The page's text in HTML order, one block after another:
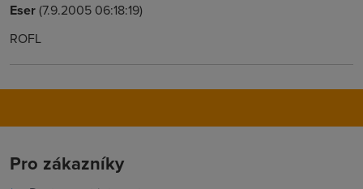
Eser(7.9.2005 06:18:19)
ROFL
Pro zákazníky